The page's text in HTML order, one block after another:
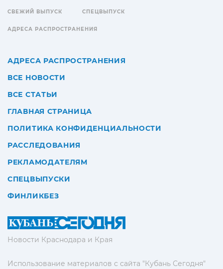
Новости Краснодара и Края
Использование материалов с сайта "Кубань Сегодня"
СВЕЖИЙ ВЫПУСК СПЕЦВЫПУСК
АДРЕСА РАСПРОСТРАНЕНИЯ
АДРЕСА РАСПРОСТРАНЕНИЯ
ВСЕ НОВОСТИ
ВСЕ СТАТЬИ
ГЛАВНАЯ СТРАНИЦА
ПОЛИТИКА КОНФИДЕНЦИАЛЬНОСТИ
РАССЛЕДОВАНИЯ
РЕКЛАМОДАТЕЛЯМ
СПЕЦВЫПУСКИ
ФИНЛИКБЕЗ